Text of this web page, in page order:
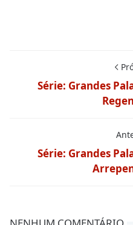
Série: Grandes
Série: Grandes